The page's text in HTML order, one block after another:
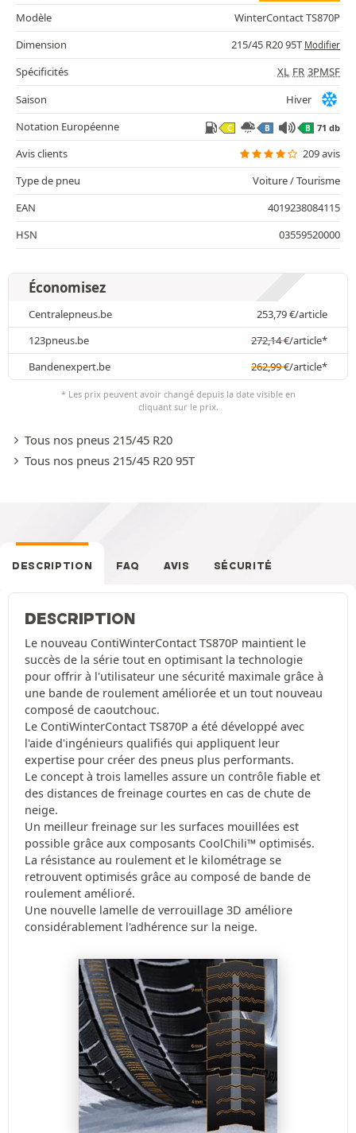
Modèle
WinterContact TS870P
Dimension
215/45 R20 95T Modifier
Spécificités XL FR 3PMSF
Saison
Hiver
Notation Européenne
C B B 71 db
Avis clients
209 avis
Type de pneu
Voiture / Tourisme
EAN
4019238084115
HSN
03559520000
Économisez
Centralepneus.be 253,79€/article
123pneus.be
272,14€/article*
Bandenexpert.be
262,99€/article*
* Les prix peuvent avoir changé depuis la date visible en
cliquant sur le prix.
Tous nos pneus 215/45 R20
Tous nos pneus 215/45 R20 95T
DESCRIPTION FAQ AVIS SÉCURITÉ
DESCRIPTION
Le nouveau ContiWinterContact TS870P maintient le
succès de la série tout en optimisant la technologie
pour offrir à l'utilisateur une sécurité maximale grâce à
une bande de roulement améliorée et un tout nouveau
composé de caoutchouc.
Le ContiWinterContact TS870P a été développé avec
l'aide d'ingénieurs qualifiés qui appliquent leur
expertise pour créer des pneus plus performants.
Le concept à trois lamelles assure un contrôle fiable et
des distances de freinage courtes en cas de chute de
neige.
Un meilleur freinage sur les surfaces mouillées est
possible grâce aux composants CoolChili™ optimisés.
La résistance au roulement et le kilométrage se
retrouvent optimisés grâce au composé de bande de
roulement amélioré.
Une nouvelle lamelle de verrouillage 3D améliore
considérablement l'adhérence sur la neige.